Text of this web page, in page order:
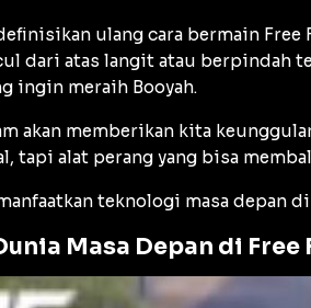
ulang cara bermain
dari atas langit atau berpindah
ingin meraih Booyah.
akan memberikan kita
alat perang yang bisa
teknologi masa depan
Masa Depan di Free